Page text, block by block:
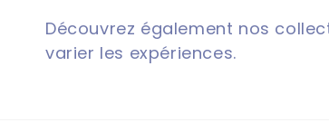
Découvrez également nos
varier les expériences.